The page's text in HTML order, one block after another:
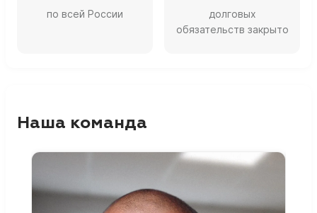
по всей России
долговых
обязательств закрыто
Наша команда